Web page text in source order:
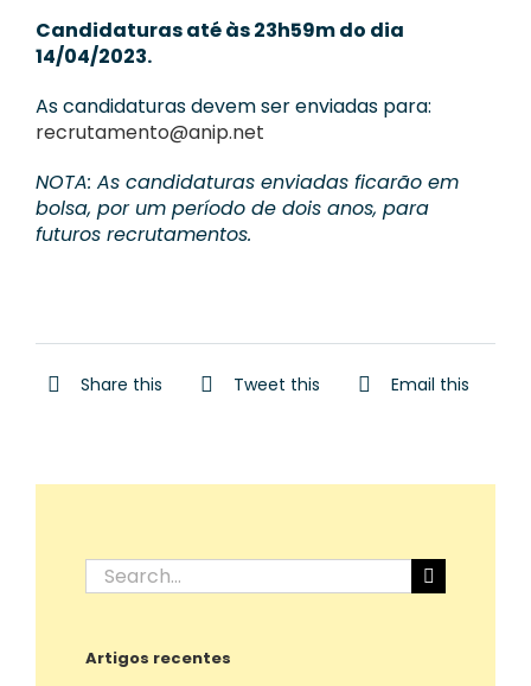
Candidaturas até às 23h59m do dia
14/04/2023.
As candidaturas devem ser enviadas para:
recrutamento@anip.net
NOTA: As candidaturas enviadas ficarão em
bolsa, por um período de dois anos, para
futuros recrutamentos.
Share this Tweet this Email this
Search
for:
Artigos recentes